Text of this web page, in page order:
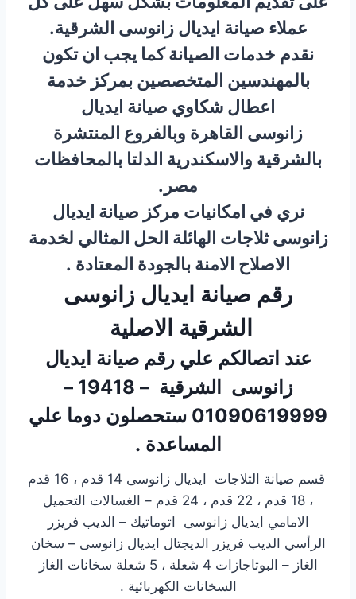
عملاء صيانة ايديال زانوسى الشرقية.
نقدم خدمات الصيانة كما يجب ان تكون
بالمهندسين المتخصصين بمركز خدمة
اعطال شكاوي صيانة ايديال
زانوسى القاهرة وبالفروع المنتشرة
بالشرقية والاسكندرية الدلتا بالمحافظات
مصر.
نري في امكانيات مركز صيانة ايديال
زانوسى ثلاجات الهائلة الحل المثالي لخدمة
الاصلاح الامنة بالجودة المعتادة .
رقم صيانة ايديال زانوسى
الشرقية الاصلية
عند اتصالكم علي رقم صيانة ايديال
زانوسى الشرقية – 19418 –
01090619999 ستحصلون دوما علي
المساعدة .
قسم صيانة الثلاجات ايديال زانوسى 14 قدم ، 16 قدم
، 18 قدم ، 22 قدم ، 24 قدم – الغسالات التحميل
الامامي ايديال زانوسى اتوماتيك – الديب فريزر
الرأسي الديب فريزر الديجتال ايديال زانوسى – سخان
الغاز – البوتاجازات 4 شعلة ، 5 شعلة سخانات الغاز
السخانات الكهربائية .